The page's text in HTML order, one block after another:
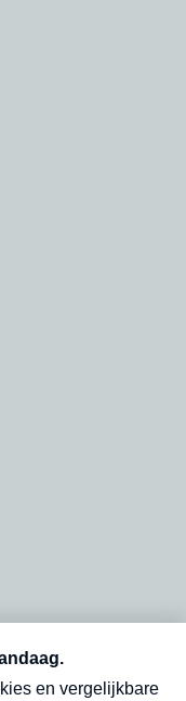
in